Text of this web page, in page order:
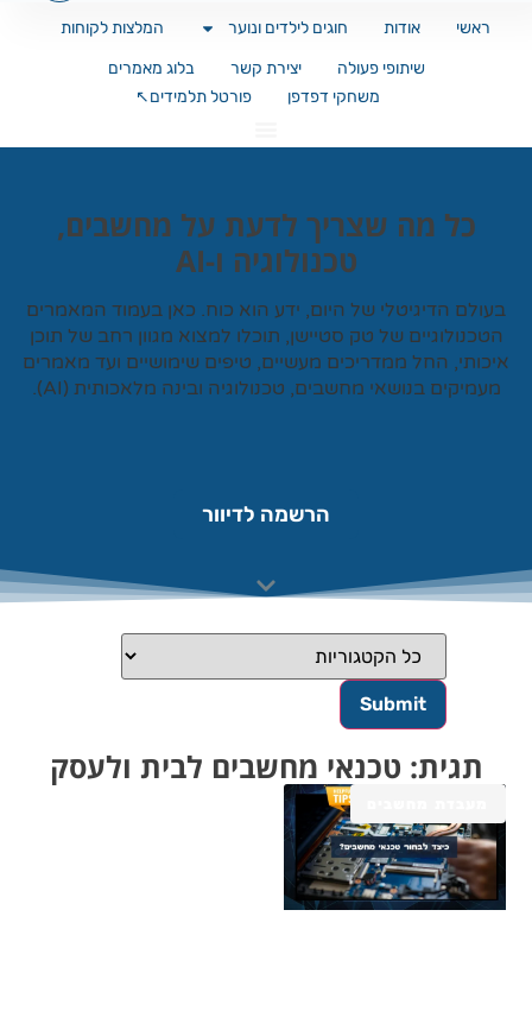
ראשי אודות חוגים לילדים ונוער
המלצות לקוחות
שיתופי פעולה
יצירת קשר
בלוג מאמרים
משחקי דפדפן
פורטל תלמידים↖️
כל מה שצריך לדעת על מחשבים,
טכנולוגיה ו-AI
הדיגיטלי של היום, ידע הוא כוח. כאן בעמוד המאמרים
של טק סטיישן, תוכלו למצוא מגוון רחב של תוכן
החל ממדריכים מעשיים, טיפים שימושיים ועד מאמרים
מעמיקים בנושאי מחשבים, טכנולוגיה ובינה מלאכותית (AI).
הרשמה לדיוור
תגית: טכנאי מחשבים לבית ולעסק